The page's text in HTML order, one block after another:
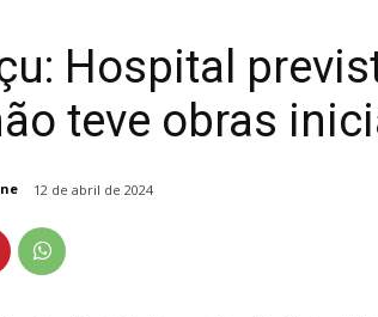
Hospital
teve obras
12 de abril de 2024